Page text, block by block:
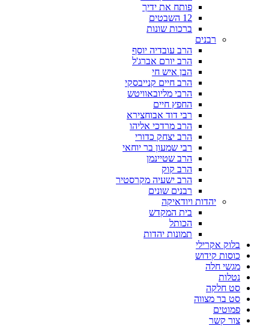
פותח את ידיך
12 השבטים
ברכות שונות
רבנים
הרב עובדיה יוסף
הרב יורם אברג'ל
הבן איש חי
הרב חיים קנייבסקי
הרבי מליובאוויטש
החפץ חיים
רבי דוד אבוחצירא
הרב מרדכי אליהו
הרב יצחק כדורי
רבי שמעון בר יוחאי
הרב שטיינמן
הרב קוק
הרב ישעיה מקרסטיר
רבנים שונים
יהדות ויודאיקה
בית המקדש
הכותל
תמונות יהדות
בלוק אקרילי
כוסות קידוש
מגשי חלה
נטלות
סט חלקה
סט בר מצווה
פמוטים
צור קשר